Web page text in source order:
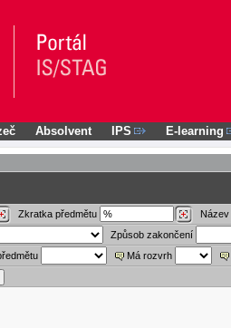
Absolvent IPS E-learning
Zkratka předmětu Název
Způsob zakončení
Má rozvrh